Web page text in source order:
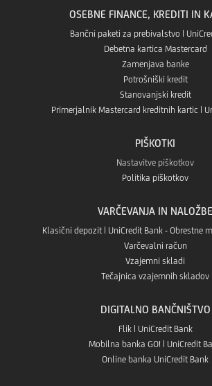
Play
App
store
v
Aplikaciji
App
OSEBNE FINANCE, KREDITI IN
Bančni paketi za prebivalstvo |
Debetna kartica Mastercard
Zamenjava banke
Potrošniški kredit
Stanovanjski kredit
Primerjalnik Mastercard kreditnih kartic |
PIŠKOTKI
Nastavitve piškotkov
Politika piškotkov
VARČEVANJA IN NALOŽBE
Klasični depozit | UniCredit Bank - Obrestne
Varčevalni račun
Vzajemni skladi
Tečajnica vzajemnih skladov
DIGITALNO BANČNIŠTVO
Flik | UniCredit Bank
Mobilna banka GO! | UniCredit
Online banka UniCredit Bank